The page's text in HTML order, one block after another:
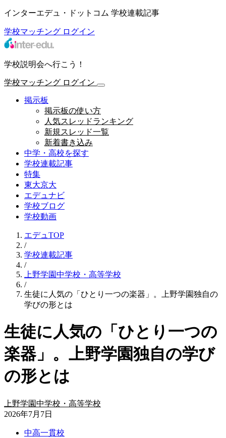
インターエデュ・ドットコム 学校連載記事
学校マッチング ログイン
学校説明会へ行こう！
学校マッチング ログイン
掲示板
掲示板の使い方
人気スレッドランキング
新規スレッド一覧
新着書き込み
中学・高校を探す
学校連載記事
特集
東大京大
エデュナビ
学校ブログ
学校動画
エデュTOP
/
学校連載記事
/
上野学園中学校・高等学校
/
生徒に人気の「ひとり一つの楽器」。上野学園独自の
学びの形とは
生徒に人気の「ひとり一つの
楽器」。上野学園独自の学び
の形とは
上野学園中学校・高等学校
2026年7月7日
中高一貫校